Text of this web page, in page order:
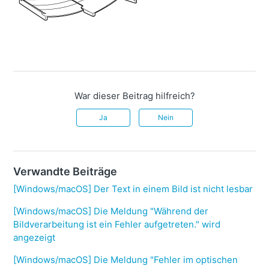
War dieser Beitrag hilfreich?
Ja Nein
Verwandte Beiträge
[Windows/macOS] Der Text in einem Bild ist nicht lesbar
[Windows/macOS] Die Meldung "Während der
Bildverarbeitung ist ein Fehler aufgetreten." wird
angezeigt
[Windows/macOS] Die Meldung "Fehler im optischen